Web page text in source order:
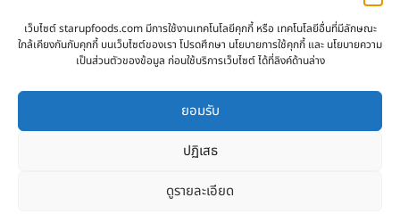
เว็บไซต์ starupfoods.com มีการใช้งานเทคโนโลยีคุกกี้ หรือ เทคโนโลยีอื่นที่มีลักษณะ
ใกล้เคียงกันกับคุกกี้ บนเว็บไซต์ของเรา โปรดศึกษา นโยบายการใช้คุกกี้ และ นโยบายความ
เป็นส่วนตัวของข้อมูล ก่อนใช้บริการเว็บไซต์ ได้ที่ลิงค์ด้านล่าง
ยอมรับ
ปฏิเสธ
ดูรายละเอียด
แขวงท่าข้าม เขตบางขุนเทียน กรุงเทพฯ 10150
ติดต่อเรา